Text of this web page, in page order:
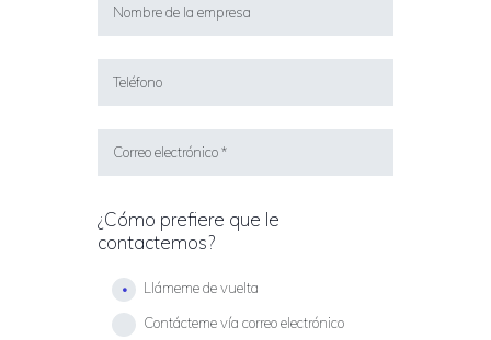
¿Cómo prefiere que le
contactemos?
Llámeme de vuelta
Contácteme vía correo electrónico